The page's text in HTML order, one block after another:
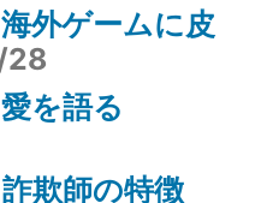
外ゲームに皮
28
を語る
欺師の特徴